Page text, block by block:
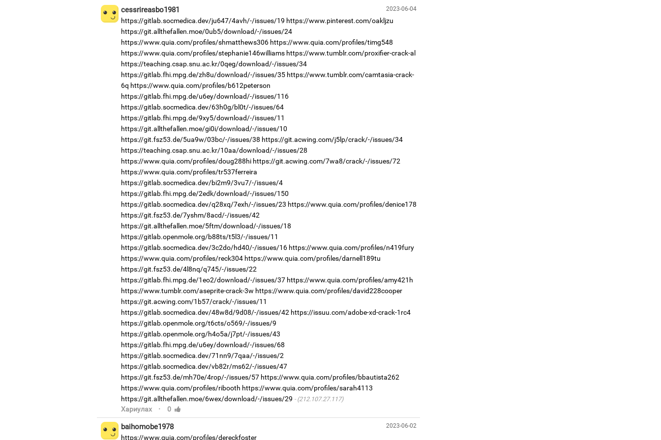
2023-06-04
cessrireasbo1981
https://gitlab.socmedica.dev/ju647/4avh/-/issues/19 https://www.pinterest.com/oakljzu
https://git.allthefallen.moe/0ub5/download/-/issues/24
https://www.quia.com/profiles/shmatthews306 https://www.quia.com/profiles/timg548
https://www.quia.com/profiles/stephanie146williams https://www.tumblr.com/proxifier-crack-al
https://teaching.csap.snu.ac.kr/0qeg/download/-/issues/34
https://gitlab.fhi.mpg.de/zh8u/download/-/issues/35 https://www.tumblr.com/camtasia-crack-
6q https://www.quia.com/profiles/b612peterson
https://gitlab.fhi.mpg.de/u6ey/download/-/issues/116
https://gitlab.socmedica.dev/63h0g/bl0t/-/issues/64
https://gitlab.fhi.mpg.de/9xy5/download/-/issues/11
https://git.allthefallen.moe/gi0i/download/-/issues/10
https://git.fsz53.de/5ua9w/03bc/-/issues/38 https://git.acwing.com/j5lp/crack/-/issues/34
https://teaching.csap.snu.ac.kr/10aa/download/-/issues/28
https://www.quia.com/profiles/doug288hi https://git.acwing.com/7wa8/crack/-/issues/72
https://www.quia.com/profiles/tr537ferreira
https://gitlab.socmedica.dev/bi2m9/3vu7/-/issues/4
https://gitlab.fhi.mpg.de/2edk/download/-/issues/150
https://gitlab.socmedica.dev/q28xq/7exh/-/issues/23 https://www.quia.com/profiles/denice178
https://git.fsz53.de/7yshm/8acd/-/issues/42
https://git.allthefallen.moe/5ftm/download/-/issues/18
https://gitlab.openmole.org/b88ts/t5l3/-/issues/11
https://gitlab.socmedica.dev/3c2do/hd40/-/issues/16 https://www.quia.com/profiles/n419fury
https://www.quia.com/profiles/reck304 https://www.quia.com/profiles/darnell189tu
https://git.fsz53.de/4l8nq/q745/-/issues/22
https://gitlab.fhi.mpg.de/1eo2/download/-/issues/37 https://www.quia.com/profiles/amy421h
https://www.tumblr.com/aseprite-crack-3w https://www.quia.com/profiles/david228cooper
https://git.acwing.com/1b57/crack/-/issues/11
https://gitlab.socmedica.dev/48w8d/9d08/-/issues/42 https://issuu.com/adobe-xd-crack-1rc4
https://gitlab.openmole.org/t6cts/o569/-/issues/9
https://gitlab.openmole.org/h4o5a/j7pt/-/issues/43
https://gitlab.fhi.mpg.de/u6ey/download/-/issues/68
https://gitlab.socmedica.dev/71nn9/7qaa/-/issues/2
https://gitlab.socmedica.dev/vb82r/ms62/-/issues/47
https://git.fsz53.de/mh70e/4rop/-/issues/57 https://www.quia.com/profiles/bbautista262
https://www.quia.com/profiles/ribooth https://www.quia.com/profiles/sarah4113
https://git.allthefallen.moe/6wex/download/-/issues/29
(212.107.27.117)
Хариулах · 0
2023-06-02
baihomobe1978
https://www.quia.com/profiles/dereckfoster